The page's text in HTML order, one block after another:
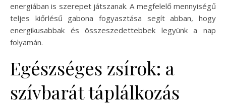
energiában is szerepet játszanak. A megfelelő mennyiségű
teljes kiőrlésű gabona fogyasztása segít abban, hogy
energikusabbak és összeszedettebbek legyünk a nap
folyamán.
Egészséges zsírok: a
szívbarát táplálkozás